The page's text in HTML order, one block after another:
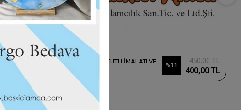
%17
180,00 TL
AHŞAP KUTU İMALATI VE
%11
450,00 TL
400,00 TL